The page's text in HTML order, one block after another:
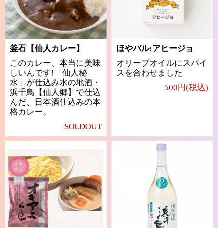
釜石【仙人カレー】
このカレー、本当に美味
しいんです!「仙人秘
水」が仕込み水の地酒・
浜千鳥【仙人郷】で仕込
んだ、日本酒仕込みの本
格カレー。
SOLDOUT
ほやバル:アヒージョ
オリーブオイルにスパイ
スを合わせました
500円(税込)